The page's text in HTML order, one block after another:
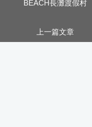
BEACH長灘渡假村
上一篇文章